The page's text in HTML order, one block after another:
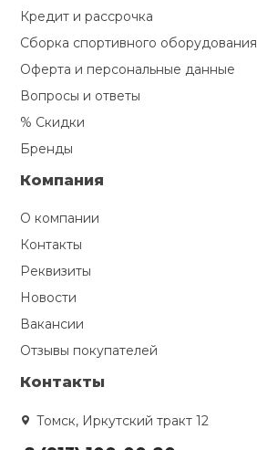
Кредит и рассрочка
Сборка спортивного оборудования
Оферта и персональные данные
Вопросы и ответы
% Скидки
Бренды
Компания
О компании
Контакты
Реквизиты
Новости
Вакансии
Отзывы покупателей
Контакты
Томск, Иркутский тракт 12